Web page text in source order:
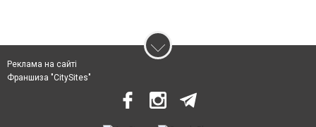
Реклама на сайті
Франшиза "CitySites"